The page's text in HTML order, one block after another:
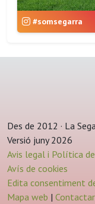
#somsegarra
Des de 2012 · La
Versió juny 2026
Avis legal i Política
Avís de cookies
Edita consentiment
Mapa web | Contactar